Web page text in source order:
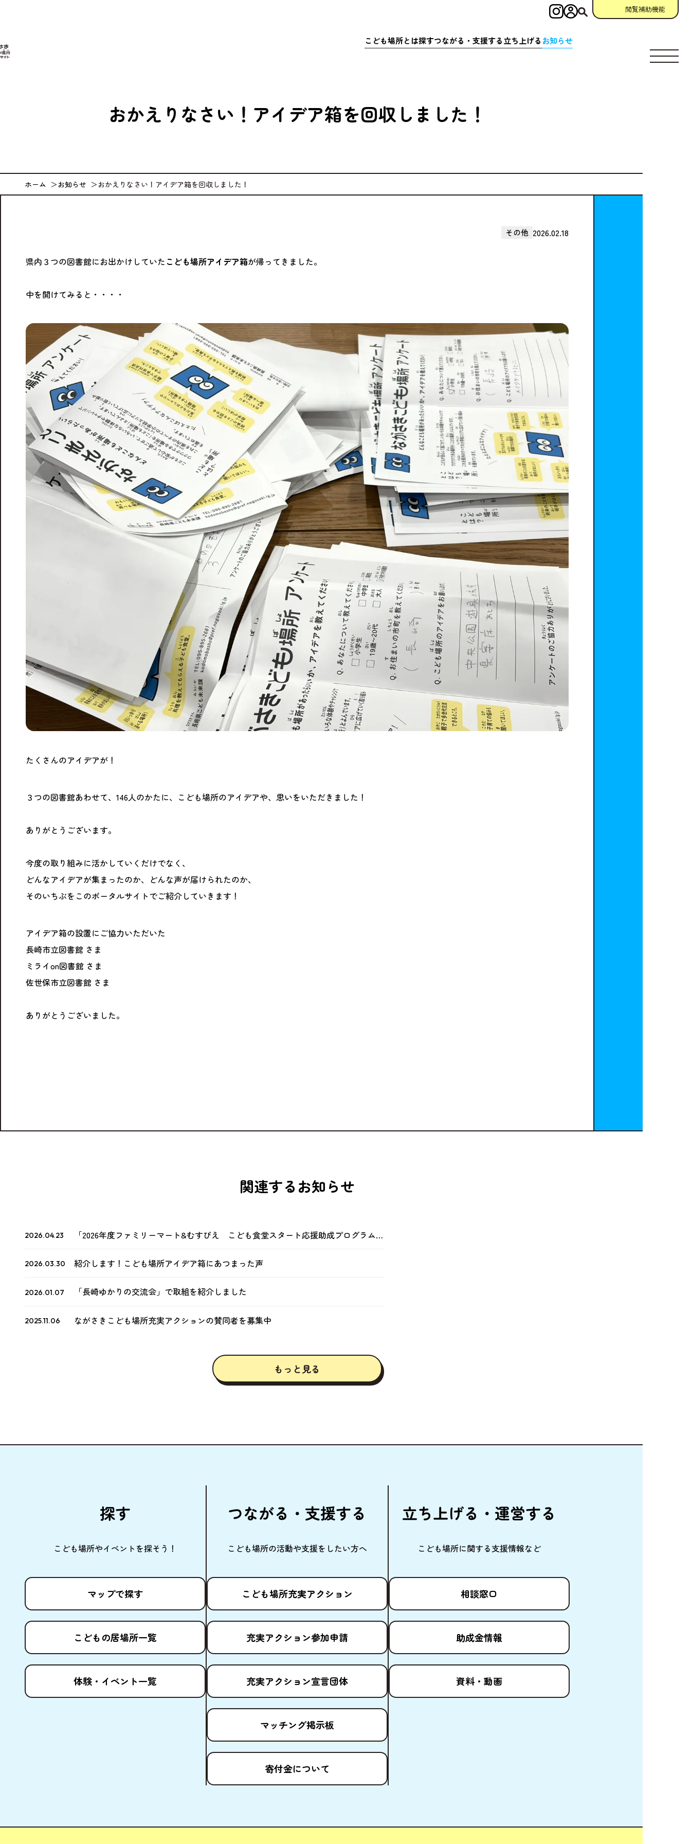
こども場所とは探す
体験 ・イベント 一覧
つながる・ 支援する
充実アクション
立ち 上げる お知らせ
インスタグラム
ログイン 閲覧補助機能
おかえりなさい！アイデア箱を回収しました！
ホーム お知らせ おかえりなさい！アイデア箱を回収しました！
その他 2026.02.18
県内３つの図書館にお出かけしていた こども場所アイデア箱が帰ってきました。
中を開けてみると・・・・
たくさんのアイデアが！
３つの図書館あわせて、146人のかたに、こども場所のアイデアや、思いをいただきました！
ありがとうございます。
今度の取り組みに活かしていくだけでなく、
どんなアイデアが集まったのか、どんな声が届けられたのか、
そのいちぶをこのポータルサイトでご紹介していきます！
アイデア箱の設置にご協力いただいた
長崎市立図書館 さま
ミライon図書館 さま
佐世保市立図書館 さま
ありがとうございました。
関連するお知らせ
2026.04.23
「2026年度ファミリーマート&むすびえ こども食堂スタート応援助成プログラム」
2026.03.30 紹介します！こども場所アイデア箱にあつまった声
2026.01.07 「長崎ゆかりの交流会」で取組を紹介しました
2025.11.06 ながさきこども場所充実アクションの賛同者を募集中
もっと 見る
探す
こども場所やイベントを探そう！
マップで探す
こどもの居場所一覧
体験 ・イベント一覧
つながる・ 支援する
こども場所の活動や支援をしたい方へ
こども場所充実アクション
充実アクション参加申請
充実アクション宣言団体
マッチング掲示板
寄付金について
立ち上げる・ 運営する
こども場所に関する支援情報など
相談窓口
助成金情報
資料 ・ 動画